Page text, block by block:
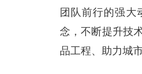
团队前行的强大
念，不断提升技
品工程、助力城